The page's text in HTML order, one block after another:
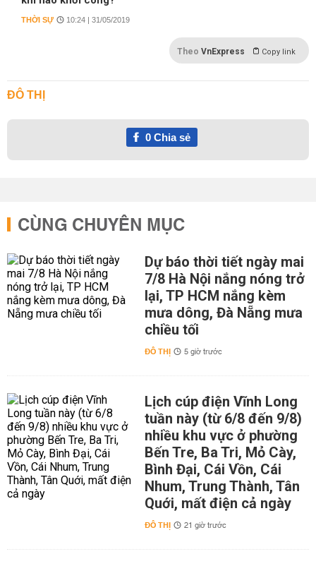
THỜI SỰ 10:24 | 31/05/2019
Theo VnExpress Copy link
ĐÔ THỊ
0Chia sẻ
CÙNG CHUYÊN MỤC
Dự báo thời tiết ngày mai
7/8 Hà Nội nắng nóng trở
lại, TP HCM nắng kèm
mưa dông, Đà Nẵng mưa
chiều tối
ĐÔ THỊ 5 giờ trước
Lịch cúp điện Vĩnh Long
tuần này (từ 6/8 đến 9/8)
nhiều khu vực ở phường
Bến Tre, Ba Tri, Mỏ Cày,
Bình Đại, Cái Vồn, Cái
Nhum, Trung Thành, Tân
Quới, mất điện cả ngày
ĐÔ THỊ 21 giờ trước